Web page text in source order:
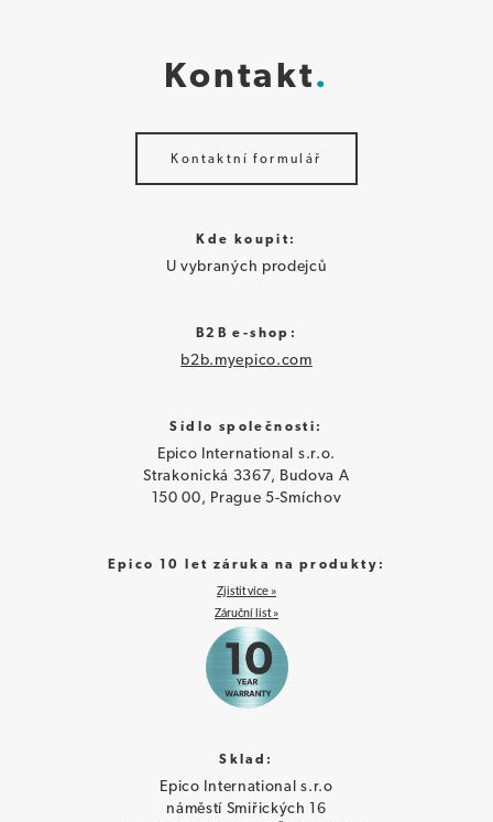
Kontakt
Kontaktní formulář
Kde koupit:
U vybraných prodejců
B2B e-shop:
b2b.myepico.com
Sídlo společnosti:
Epico International s.r.o.
Strakonická 3367, Budova A
150 00, Prague 5-Smíchov
Epico 10 let záruka na produkty:
Zjistit více »
Záruční list »
Sklad:
Epico International s.r.o
náměstí Smiřických 16